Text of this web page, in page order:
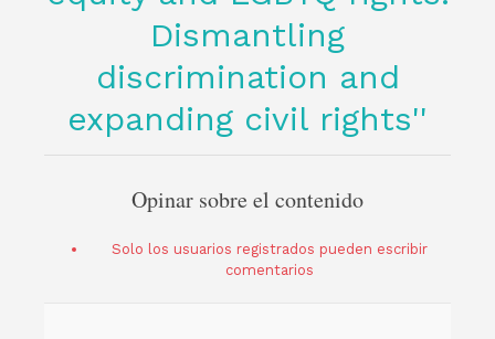
Dismantling
discrimination and
expanding civil rights
Opinar sobre el contenido
Solo los usuarios registrados pueden escribir
comentarios